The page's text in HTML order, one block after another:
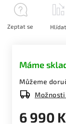
6 990
Máme
Můžeme
Zeptat se Hlídat